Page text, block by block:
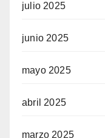
julio 2025
junio 2025
mayo 2025
abril 2025
marzo 2025